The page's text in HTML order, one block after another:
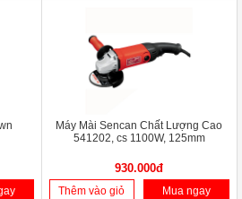
Máy Mài Sencan Chất Lượng Cao
541202, cs 1100W, 125mm
930.000đ
Thêm vào giỏ Mua ngay